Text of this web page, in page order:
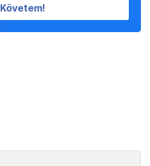
Követem!